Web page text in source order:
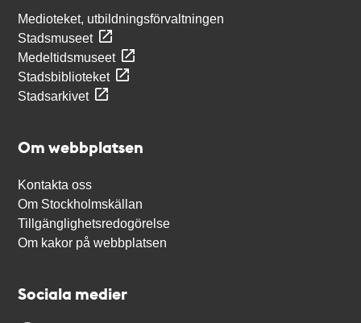
Medioteket, utbildningsförvaltningen
Stadsmuseet
Medeltidsmuseet
Stadsbiblioteket
Stadsarkivet
Om webbplatsen
Kontakta oss
Om Stockholmskällan
Tillgänglighetsredogörelse
Om kakor på webbplatsen
Sociala medier